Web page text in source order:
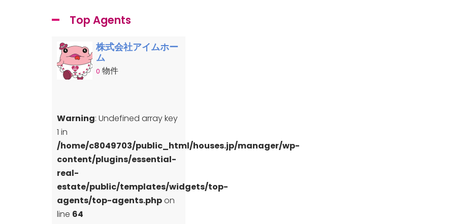
Top Agents
株式会社アイムホー
ム
0 物件
Warning: Undefined array key
1 in
/home/c8049703/public_html/houses.jp/manager/wp-
content/plugins/essential-
real-
estate/public/templates/widgets/top-
agents/top-agents.phpon
line 64